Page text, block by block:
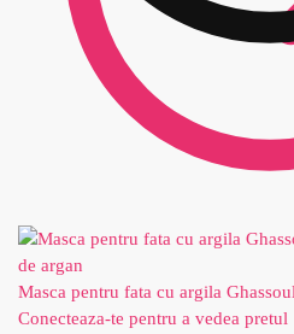
Masca pentru fata cu argila
Conecteaza-te pentru a vedea pretul